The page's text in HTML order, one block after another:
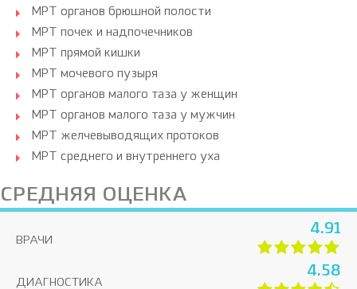
МРТ органов брюшной полости
МРТ почек и надпочечников
МРТ прямой кишки
МРТ мочевого пузыря
МРТ органов малого таза у женщин
МРТ органов малого таза у мужчин
МРТ желчевыводящих протоков
МРТ среднего и внутреннего уха
СРЕДНЯЯ ОЦЕНКА
ВРАЧИ
4.91
ДИАГНОСТИКА
4.58